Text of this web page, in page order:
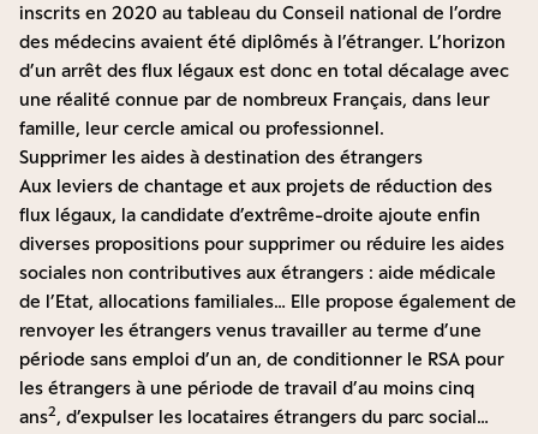
inscrits en 2020 au tableau du Conseil national de l’ordre
des médecins avaient été diplômés à l’étranger. L’horizon
d’un arrêt des flux légaux est donc en total décalage avec
une réalité connue par de nombreux Français, dans leur
famille, leur cercle amical ou professionnel.
Supprimer les aides à destination des étrangers
Aux leviers de chantage et aux projets de réduction des
flux légaux, la candidate d’extrême-droite ajoute enfin
diverses propositions pour supprimer ou réduire les aides
sociales non contributives aux étrangers : aide médicale
de l’Etat, allocations familiales… Elle propose également de
renvoyer les étrangers venus travailler au terme d’une
période sans emploi d’un an, de conditionner le RSA pour
les étrangers à une période de travail d’au moins cinq
ans2, d’expulser les locataires étrangers du parc social…